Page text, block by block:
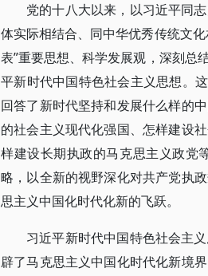
党的十八大以来，以习近平同
体实际相结合、同中华优秀传统文
表”重要思想、科学发展观，深刻总
平新时代中国特色社会主义思想。
回答了新时代坚持和发展什么样的
的社会主义现代化强国、怎样建设
样建设长期执政的马克思主义政党
略，以全新的视野深化对共产党执
思主义中国化时代化新的飞跃。
习近平新时代中国特色社会主
辟了马克思主义中国化时代化新境